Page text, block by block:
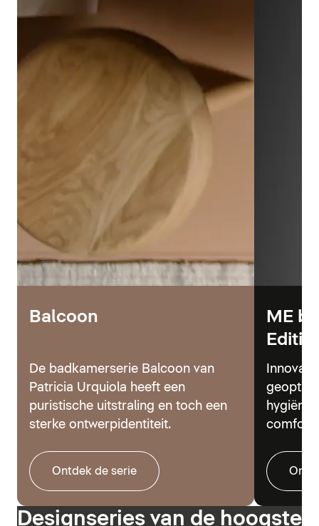
Balcoon
De badkamerserie Balcoon van
Patricia Urquiola heeft een
puristische uitstraling en toch een
sterke ontwerpidentiteit.
Ontdek de serie
ME
comfort.
Designseries van de hoogste